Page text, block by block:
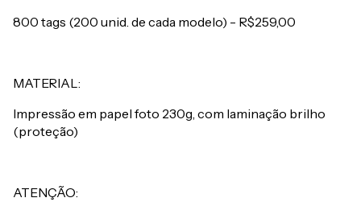
800 tags (200 unid. de cada modelo) - R$259,00
MATERIAL:
Impressão em papel foto 230g, com laminação brilho
(proteção)
ATENÇÃO: